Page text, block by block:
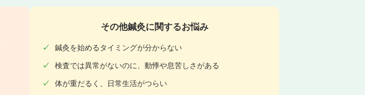
その他鍼灸に関するお悩み
鍼灸を始めるタイミングが分からない
検査では異常がないのに、動悸や息苦しさがある
体が重だるく、日常生活がつらい